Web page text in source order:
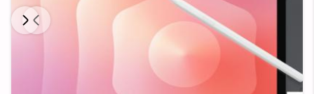
Previous
Next